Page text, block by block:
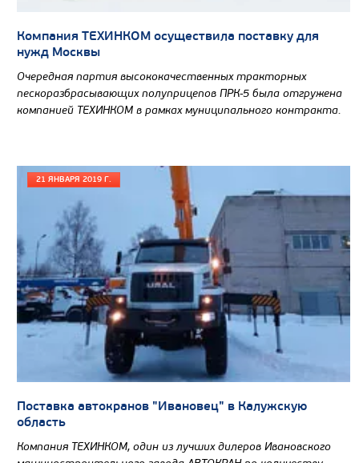
Компания ТЕХИНКОМ осуществила поставку для
нужд Москвы
Очередная партия высококачественных тракторных
пескоразбрасывающих полуприцепов ПРК-5 была отгружена
компанией ТЕХИНКОМ в рамках муниципального контракта.
21 ЯНВАРЯ 2019 Г.
Поставка автокранов "Ивановец" в Калужскую
область
Компания ТЕХИНКОМ, один из лучших дилеров Ивановского